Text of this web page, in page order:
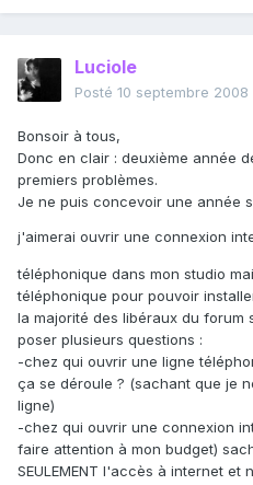
Luciole
Posté 10 septembre 2008
Bonsoir à tous,
Donc en clair : deuxième année
premiers problèmes.
Je ne puis concevoir une année
j'aimerai ouvrir une connexion
téléphonique dans mon studio
téléphonique pour pouvoir
la majorité des libéraux du forum
poser plusieurs questions :
-chez qui ouvrir une ligne
ça se déroule ? (sachant que je
ligne)
-chez qui ouvrir une connexion
faire attention à mon budget)
SEULEMENT l'accès à internet